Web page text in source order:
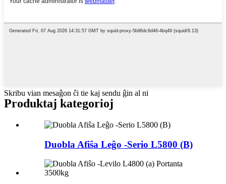
Skribu vian mesaĝon ĉi tie kaj sendu ĝin al ni
Produktaj kategorioj
Duobla Afiŝa Leĝo -Serio L5800 (B)